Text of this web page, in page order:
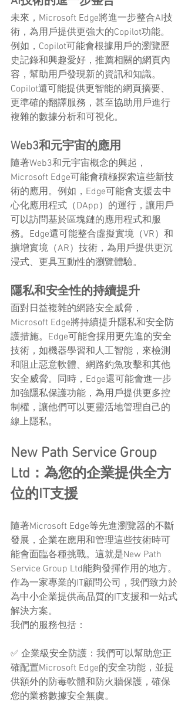
未來，Microsoft Edge將進一步整合AI技
術，為用戶提供更強大的Copilot功能。
例如，Copilot可能會根據用戶的瀏覽歷
史記錄和興趣愛好，推薦相關的網頁內
容，幫助用戶發現新的資訊和知識。
Copilot還可能提供更智能的網頁摘要、
更準確的翻譯服務，甚至協助用戶進行
複雜的數據分析和可視化。
Web3和元宇宙的應用
隨著Web3和元宇宙概念的興起，
Microsoft Edge可能會積極探索這些新技
術的應用。例如，Edge可能會支援去中
心化應用程式（DApp）的運行，讓用戶
可以訪問基於區塊鏈的應用程式和服
務。Edge還可能整合虛擬實境（VR）和
擴增實境（AR）技術，為用戶提供更沉
浸式、更具互動性的瀏覽體驗。
隱私和安全性的持續提升
面對日益複雜的網路安全威脅，
Microsoft Edge將持續提升隱私和安全防
護措施。Edge可能會採用更先進的安全
技術，如機器學習和人工智能，來檢測
和阻止惡意軟體、網路釣魚攻擊和其他
安全威脅。同時，Edge還可能會進一步
加強隱私保護功能，為用戶提供更多控
制權，讓他們可以更靈活地管理自己的
線上隱私。
New Path Service Group
Ltd：為您的企業提供全方
位的IT支援
隨著Microsoft Edge等先進瀏覽器的不斷
發展，企業在應用和管理這些技術時可
能會面臨各種挑戰。這就是New Path
Service Group Ltd能夠發揮作用的地方。
作為一家專業的IT顧問公司，我們致力於
為中小企業提供高品質的IT支援和一站式
解決方案。
我們的服務包括：
✅ 企業級安全防護：我們可以幫助您正
確配置Microsoft Edge的安全功能，並提
供額外的防毒軟體和防火牆保護，確保
您的業務數據安全無虞。